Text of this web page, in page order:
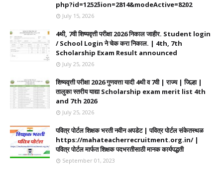
php?id=1252§ion=2814&modeActive=8202
July 15, 2026
4थी, 7वी शिष्यवृत्ती परीक्षा 2026 निकाल जाहीर. Student login
/ School Login ने चेक करा निकाल. | 4th, 7th
Scholarship Exam Result announced
July 25, 2026
शिष्यवृत्ती परीक्षा 2026 गुणवत्ता यादी 4थी व 7वी | राज्य | जिल्हा |
तालुका स्तरीय याद्या Scholarship exam merit list 4th
and 7th 2026
July 25, 2026
पवित्र पोर्टल शिक्षक भरती नवीन अपडेट | पवित्र पोर्टल संकेतस्थळ
https://mahateacherrecruitment.org.in/ |
पवित्र पोर्टल मार्फत शिक्षक पदभरतीसाठी मानक कार्यपद्धती
September 01, 2023